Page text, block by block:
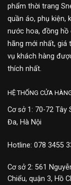
phẩm thời trang
quần áo, phụ kiện,
nước hoa, đồng hồ
hãng mới nhất, giá
vụ khách hàng
thích nhất.
HỆ THỐNG CỬA
Cơ sở 1: 70-72 Tây
Đa, Hà Nội
Hotline: 078 3455
Cơ sở 2: 561
Chiểu, quận 3, Hồ